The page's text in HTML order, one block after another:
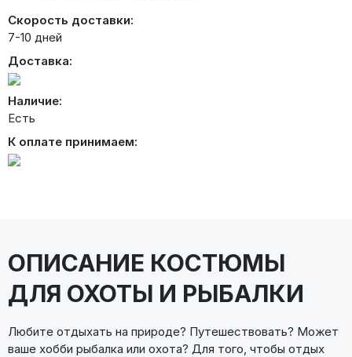
Скорость доставки:
7-10 дней
Доставка:
Наличие:
Есть
К оплате принимаем:
ОПИСАНИЕ КОСТЮМЫ
ДЛЯ ОХОТЫ И РЫБАЛКИ
Любите отдыхать на природе? Путешествовать? Может
ваше хобби рыбалка или охота? Для того, чтобы отдых